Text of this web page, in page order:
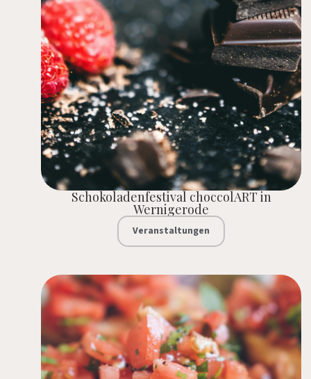
Schokoladenfestival choccolART in
Wernigerode
Veranstaltungen